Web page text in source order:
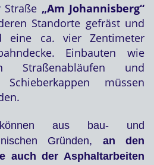
„Am Johannisberg“
Standorte gefräst und
eine ca. vier Zentimeter
Einbauten wie
Straßenabläufen und
müssen
aus bau- und
Gründen, an den
auch der Asphaltarbeiten